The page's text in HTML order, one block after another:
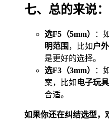
七、总的来说
选F5（5mm） ：
明范围 ，比如户
是更好的选择。
选F3（3mm）
：
案，比如 电子玩
合适。
如果你还在纠结选型，